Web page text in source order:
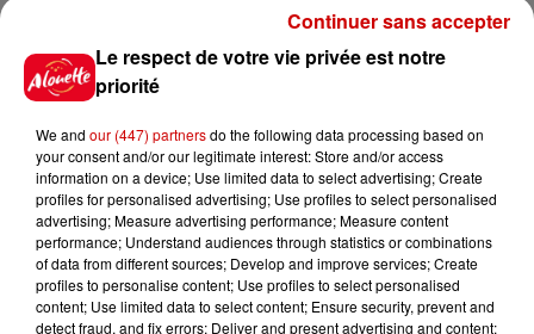
clowns les Tony Tonito ! Nous vous
gardons également de
nombreuses surprises magiques
Votre Grand Spectacle évènement
Nicolas Zavatta Douchet vous
invite à rêver pour son retour aux
Herbiers !
Le respect de votre vie privée est notre
priorité
We and our (447) partnersdo the following data processing based on
your consent and/or our legitimate interest: Store and/or access
information on a device; Use limited data to select advertising; Create
profiles for personalised advertising; Use profiles to select personalised
advertising; Measure advertising performance; Measure content
performance; Understand audiences through statistics or combinations
of data from different sources; Develop and improve services; Create
profiles to personalise content; Use profiles to select personalised
content; Use limited data to select content; Ensure security, prevent and
detect fraud, and fix errors; Deliver and present advertising and content;
Continuer sans accepter